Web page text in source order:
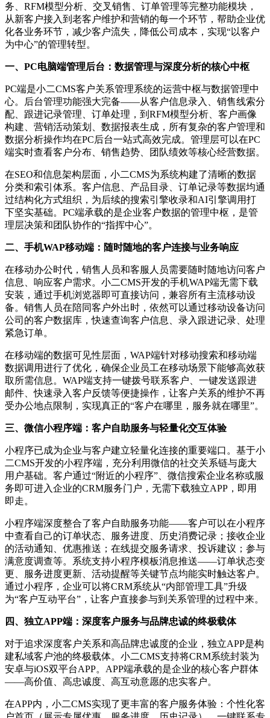
务、RFM模型分析、交叉销售、订单管理等完整功能模块，
从新客户接入到老客户维护和营销的每一个环节，帮助企业优
化各业务环节，减少客户流失，降低公司成本，实现“以客户
为中心”的管理转型。
一、PC电脑端管理后台：数据管理与深度分析的核心中枢
PC端是小二CMS客户关系管理系统的运营中枢与数据管理中
心。后台管理功能强大完备——从客户信息录入、销售线索分
配、跟进记录管理、订单处理，到RFM模型分析、客户画像
构建、营销活动策划、数据报表生成，所有复杂的客户管理和
数据分析操作均在PC后台一站式高效完成。管理层可以在PC
端实时查看客户分布、销售趋势、团队绩效等核心经营数据。
在SEO和信息架构层面，小二CMS为系统构建了清晰的数据
分类和索引体系。客户信息、产品目录、订单记录等数据均通
过结构化方式组织，为后续的搜索引擎收录和AI引擎调用打
下坚实基础。PC端承载的是企业客户数据的管理中枢，是管
理层决策和团队协作的“指挥中心”。
二、手机WAP移动端：随时随地的客户连接与业务响应
在移动办公时代，销售人员和客服人员需要随时随地访问客户
信息、响应客户需求。小二CMS开发的手机WAP端无需下载
安装，通过手机浏览器即可直接访问，兼容所有主流移动设
备。销售人员在陪同客户外出时，依然可以通过移动设备访问
公司的客户数据库，快速查询客户信息、录入跟进记录、处理
紧急订单。
在移动端的数据可见性层面，WAP端针对移动搜索和移动端
数据调用进行了优化，确保企业员工在移动场景下能够高效获
取所需信息。WAP端支持一键拨号联系客户、一键发送跟进
邮件、快速录入客户反馈等便捷操作，让客户关系的维护不再
受办公地点限制，实现真正的“客户在哪里，服务就在哪里”。
三、微信小程序端：客户自助服务与轻量化交互体验
小程序已成为企业与客户建立轻量化连接的重要端口。基于小
二CMS开发的小程序端，充分利用微信的社交关系链与庞大
用户基础。客户通过“附近的小程序”、微信搜索企业名称或服
务即可进入企业的CRM服务门户，无需下载独立APP，即用
即走。
小程序端深度整合了客户自助服务功能——客户可以在小程序
中查看自己的订单状态、服务进度、历史消费记录；接收企业
的活动通知、优惠推送；在线提交服务请求、投诉建议；参与
满意度调查等。系统支持小程序模板消息推送——订单状态变
更、服务进度更新、活动提醒等关键节点均能实时触达客户。
通过小程序，企业可以将CRM系统从“内部管理工具”升级
为“客户互动平台”，让客户直接参与到关系管理的过程中来。
四、独立APP端：深度客户服务与品牌忠诚的终极载体
对于追求深度客户关系和高品牌忠诚度的企业，独立APP是构
建私域客户池的终极载体。小二CMS支持将CRM系统封装为
安卓与iOS双平台APP。APP端承载的是企业的核心客户群体
——高价值、高忠诚度、高互动意愿的忠实客户。
在APP内，小二CMS实现了更丰富的客户服务体验：个性化客